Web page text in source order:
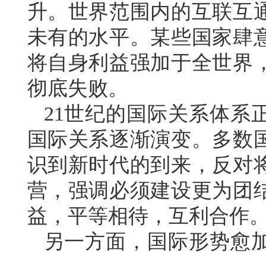
升。世界范围内的互联互
未有的水平。某些国家肆
将自身利益强加于全世界
彻底失败。
21世纪的国际关系体系
国际关系逐渐演变。多数
识到新时代的到来，反对
营，强调必须建设更为团
益，平等相待，互利合作
另一方面，国际形势愈